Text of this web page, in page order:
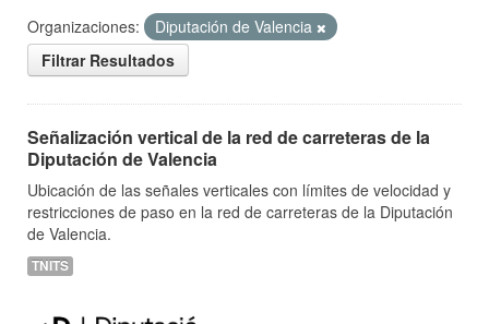
Organizaciones:
Diputación de Valencia
Filtrar Resultados
Señalización vertical de la red de carreteras de la
Diputación de Valencia
Ubicación de las señales verticales con límites de velocidad y
restricciones de paso en la red de carreteras de la Diputación
de Valencia.
TNITS